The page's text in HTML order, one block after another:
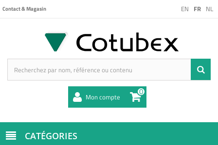
EN FR NL
Contact & Magasin
Mon compte 0
CATÉGORIES